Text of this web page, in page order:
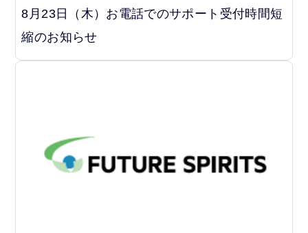
8月23日（木）お電話でのサポート受付時間短
縮のお知らせ